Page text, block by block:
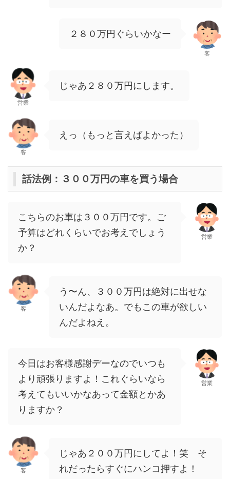
２８０万円ぐらいかなー
客
営業
じゃあ２８０万円にします。
客
えっ（もっと言えばよかった）
話法例：３００万円の車を買う場合
こちらのお車は３００万円です。ご
予算はどれくらいでお考えでしょう
か？
営業
客
う〜ん、３００万円は絶対に出せな
いんだよなあ。でもこの車が欲しい
んだよねえ。
今日はお客様感謝デーなのでいつも
より頑張りますよ！これぐらいなら
考えてもいいかなあって金額とかあ
りますか？
営業
客
じゃあ２００万円にしてよ！笑 そ
れだったらすぐにハンコ押すよ！